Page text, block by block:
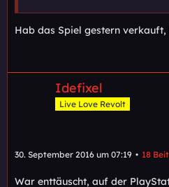
Hab das Spiel gestern verkauft,
Idefixel
Live Love Revolt
30. September 2016 um 07:19 18
War enttäuscht, auf der